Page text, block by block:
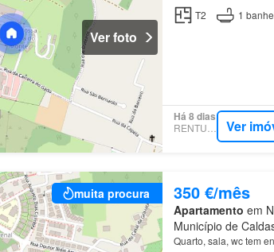
Ver foto
T2
1
Há 8 dias
RENTUMO Ver
muita procura 350 €/mês
Apartamento em
Município de
Quarto, sala, wc tem